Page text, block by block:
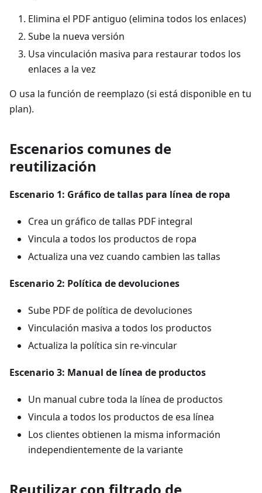
Elimina el PDF antiguo (elimina todos los enlaces)
Sube la nueva versión
Usa vinculación masiva para restaurar todos los
enlaces a la vez
O usa la función de reemplazo (si está disponible en tu
plan).
Escenarios comunes de
reutilización
Escenario 1: Gráfico de tallas para línea de ropa
Crea un gráfico de tallas PDF integral
Vincula a todos los productos de ropa
Actualiza una vez cuando cambien las tallas
Escenario 2: Política de devoluciones
Sube PDF de política de devoluciones
Vinculación masiva a todos los productos
Actualiza la política sin re-vincular
Escenario 3: Manual de línea de productos
Un manual cubre toda la línea de productos
Vincula a todos los productos de esa línea
Los clientes obtienen la misma información
independientemente de la variante